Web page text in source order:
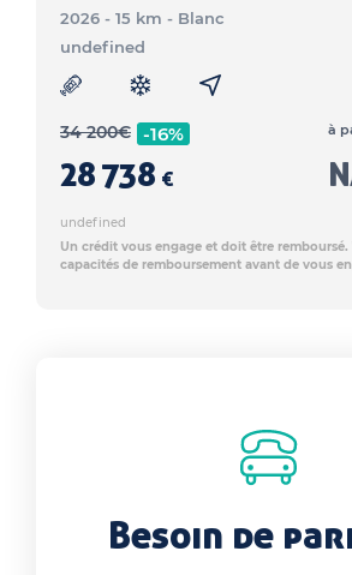
2026 - 15 km - Blanc
undefined
34 200€ -16%
28 738 €
à
undefined
Un crédit vous engage et doit être remboursé.
capacités de remboursement avant de vous
Besoin de